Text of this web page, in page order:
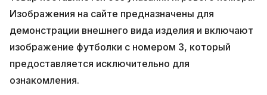
Изображения на сайте предназначены для
демонстрации внешнего вида изделия и включают
изображение футболки с номером 3, который
предоставляется исключительно для
ознакомления.